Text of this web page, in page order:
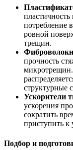
потребление
ровной
трещин.
прочность
структурные
Ускорители
ускорения
сократить
приступить
Подбор и